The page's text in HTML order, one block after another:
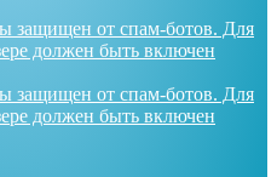
защищен от спам-ботов. Для
должен быть включен
защищен от спам-ботов. Для
должен быть включен